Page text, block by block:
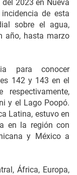
2023 en Nueva
de esta
sobre el agua,
año, hasta marzo
para conocer
142 y 143 en el
y el Lago Poopó.
Latina, estuvo en
en la región con
y México a
África, Europa,